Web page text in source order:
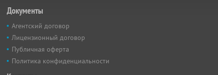
Документы
Агентский договор
Лицензионный договор
Публичная оферта
Политика конфиденциальности